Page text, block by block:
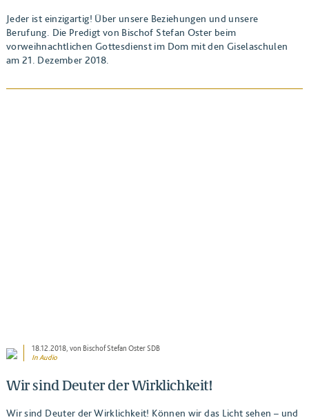
Jeder ist einzigartig! Über unsere Beziehungen und unsere
Berufung. Die Predigt von Bischof Stefan Oster beim
vorweihnachtlichen Gottesdienst im Dom mit den Giselaschulen
am 21. Dezember 2018.
18.12.2018, von Bischof Stefan Oster SDB
In Audio
Wir sind Deuter der Wirklichkeit!
Wir sind Deuter der Wirklichkeit! Können wir das Licht sehen – und